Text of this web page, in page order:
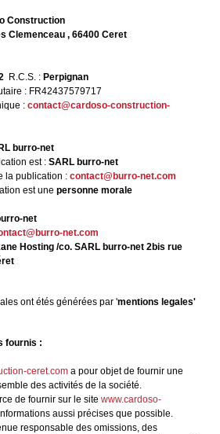
Construction
Clemenceau , 66400 Ceret
R.C.S. : Perpignan
: FR42437579717
: contact@cardoso-construction-
burro-net
est : SARL burro-net
la publication : contact@burro-net.com
est une personne morale
net
net.com
Hosting /co. SARL burro-net 2bis rue
ont étés générées par 'mentions legales'
fournis :
ceret.com a pour objet de fournir une
des activités de la société.
de fournir sur le site www.cardoso-
aussi précises que possible.
responsable des omissions, des